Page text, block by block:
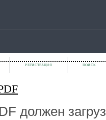
РЕГИСТРАЦИЯ ПОИСК
должен